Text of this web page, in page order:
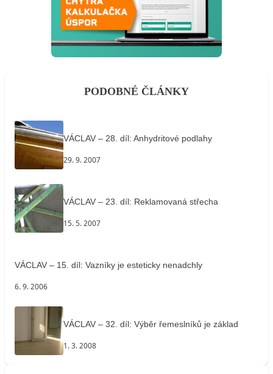
PODOBNÉ ČLÁNKY
VÁCLAV – 28. díl: Anhydritové podlahy
29. 9. 2007
VÁCLAV – 23. díl: Reklamovaná střecha
15. 5. 2007
VÁCLAV – 15. díl: Vazníky je esteticky nenadchly
6. 9. 2006
VÁCLAV – 32. díl: Výběr řemeslníků je základ
1. 3. 2008